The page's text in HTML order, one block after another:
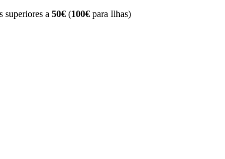
superiores a 50€(100€para Ilhas)